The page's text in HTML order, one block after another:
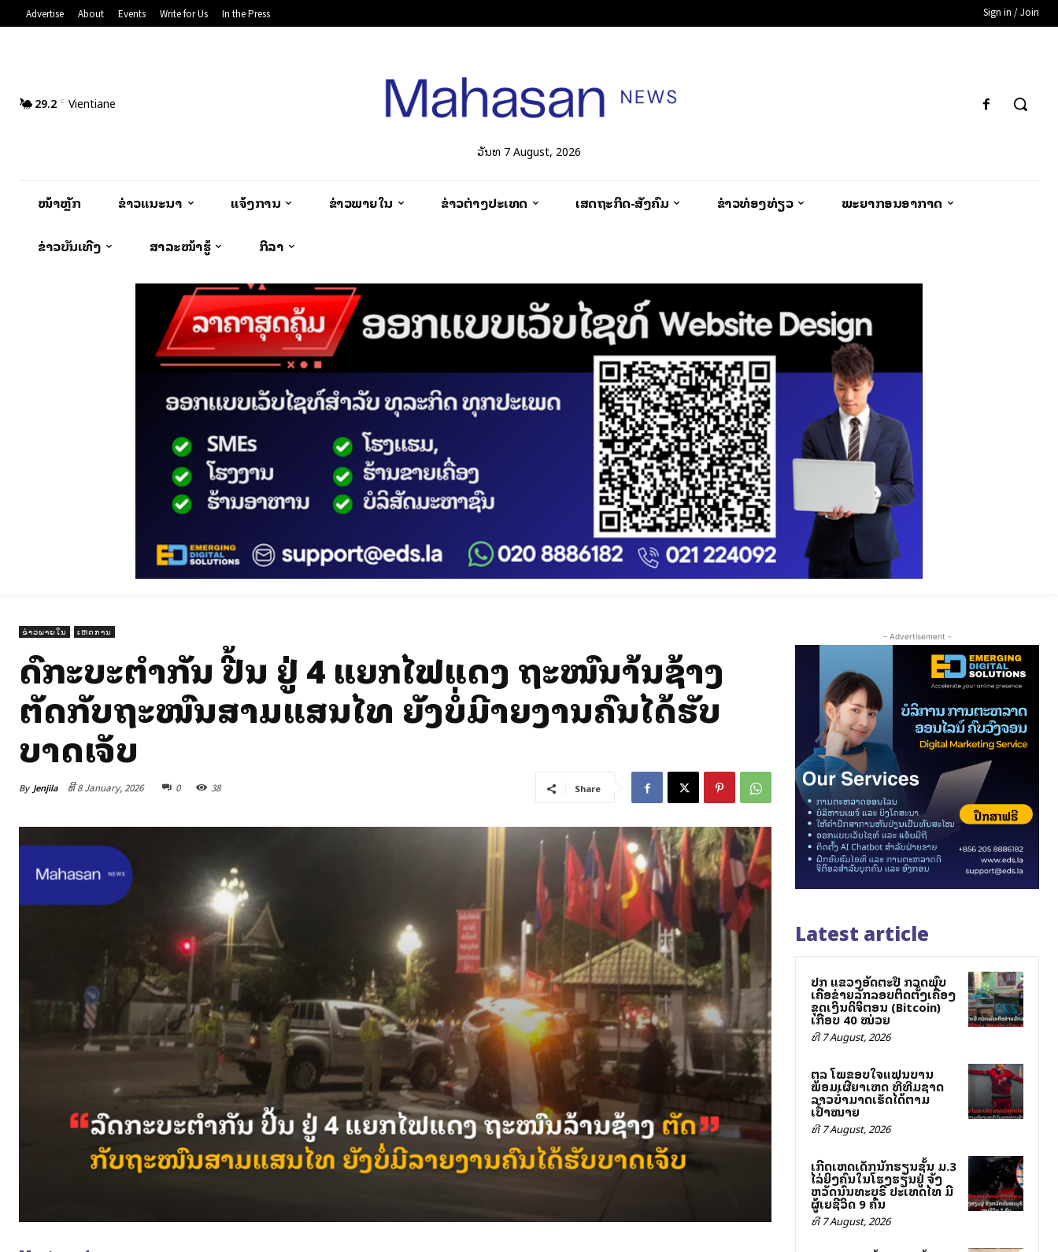
Advertise About Events Write for Us In the Press Sign in / Join
29.2 C Vientiane
ວັນທີ 7 August, 2026
ໜ້າຫຼັກ ຂ່າວແນະນຳ ແຈ້ງການ ຂ່າວພາຍໃນ ຂ່າວຕ່າງປະເທດ ເສດຖະກິດ-ສັງຄົມ ຂ່າວທ່ອງທ່ຽວ ພະຍາກອນອາກາດ
ຂ່າວບັນເທີງ ສາລະໜ້າຮູ້ ກິລາ
ຂ່າວພາຍໃນ ເຫດການ
ລົດກະບະຕຳກັນ ປີ້ນ ຢູ່ 4 ແຍກໄຟແດງ ຖະໜົນລ້ານຊ້າງ
ຕັດກັບຖະໜົນສາມແສນໄທ ຍັງບໍ່ມີລາຍງານຄົນໄດ້ຮັບ
ບາດເຈັບ
By Jenjila ທີ 8 January, 2026 0 38 Share
- Advertisement -
Latest article
ປກສ ແຂວງອັດຕະປື ກວດພົບ
ເຄືອຂ່າຍລັກລອບຕິດຕັ້ງເຄື່ອງ
ຂຸດເງິນດິຈິຕອນ (Bitcoin)
ເກືອບ 40 ໝ່ວຍ
ທີ 7 August, 2026
ສຕລ ໂພສຂອບໃຈແຟນບານ
ພ້ອມເຜີຍສາເຫດ ທີ່ທີມຊາດ
ລາວບໍ່ສາມາດເຮັດໄດ້ຕາມ
ເປົ້າໝາຍ
ທີ 7 August, 2026
ເກີດເຫດເດັກນັກຮຽນຊັ້ນ ມ.3
ໄລ່ຍິງຄົນໃນໂຮງຮຽນຢູ່ ຈັງ
ຫວັດນົນທະບຸຣີ ປະເທດໄທ ມີ
ຜູ້ເສຍຊີວິດ 9 ຄົນ
ທີ 7 August, 2026